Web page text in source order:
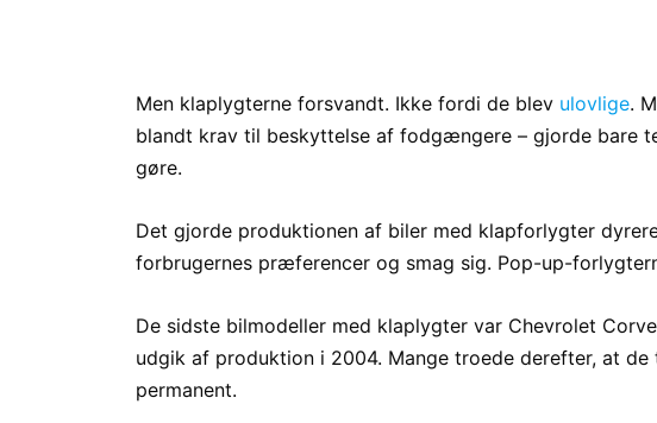
Men klaplygterne forsvandt. Ikke fordi de blev ulovlige.
blandt krav til beskyttelse af fodgængere – gjorde bare
gøre.
Det gjorde produktionen af biler med klapforlygter
forbrugernes præferencer og smag sig. Pop-up-
De sidste bilmodeller med klaplygter var Chevrolet
udgik af produktion i 2004. Mange troede derefter, at
permanent.